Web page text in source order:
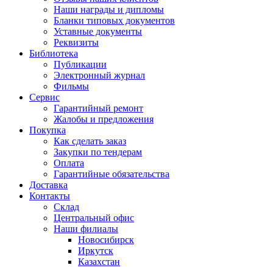
Наши награды и дипломы
Бланки типовых документов
Уставные документы
Реквизиты
Библиотека
Публикации
Электронный журнал
Фильмы
Сервис
Гарантийный ремонт
Жалобы и предложения
Покупка
Как сделать заказ
Закупки по тендерам
Оплата
Гарантийные обязательства
Доставка
Контакты
Склад
Центральный офис
Наши филиалы
Новосибирск
Иркутск
Казахстан